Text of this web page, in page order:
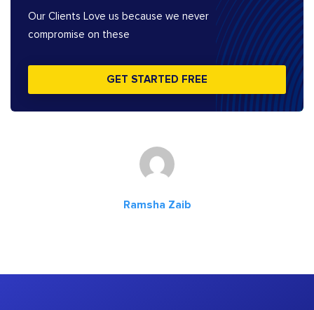
Our Clients Love us because we never
compromise on these
GET STARTED FREE
Ramsha Zaib